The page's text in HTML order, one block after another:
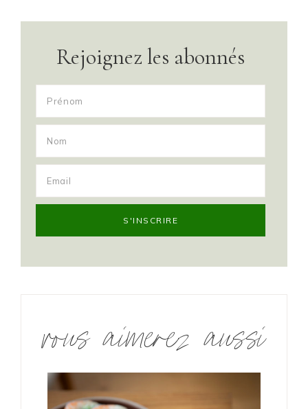
Rejoignez les abonnés
vous aimerez aussi